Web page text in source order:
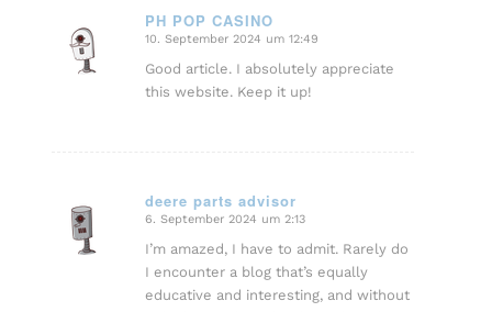
PH POP CASINO
sagte:
10. September 2024 um 12:49
Good article. I absolutely appreciate
this website. Keep it up!
deere parts advisor
sagte:
6. September 2024 um 2:13
I’m amazed, I have to admit. Rarely do
I encounter a blog that’s equally
educative and interesting, and without